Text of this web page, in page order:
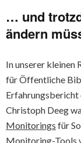
… und
ändern
In unserer kleinen
für Öffentliche
Erfahrungsbericht
Christoph Deeg
Monitorings für
Monitoring-Tools